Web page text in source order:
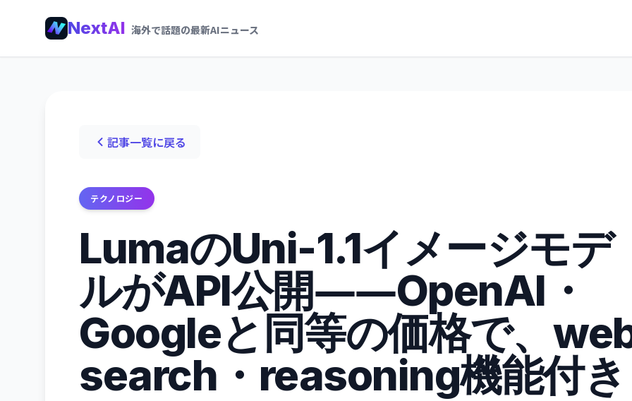
NextAI 海外で話題の最新AIニュース
記事一覧に戻る
テクノロジー
LumaのUni-1.1イメージモデ
ルがAPI公開――OpenAI・
Googleと同等の価格で、
search・reasoning機能付き